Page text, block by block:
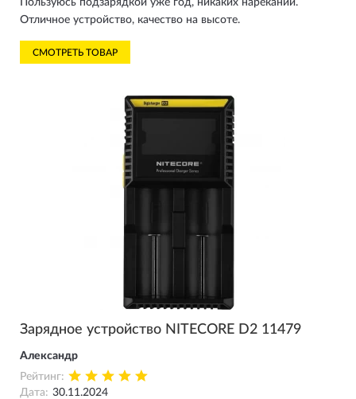
Пользуюсь подзарядкой уже год, никаких нареканий.
Отличное устройство, качество на высоте.
СМОТРЕТЬ ТОВАР
Зарядное устройство NITECORE D2 11479
Александр
Рейтинг:
Дата: 30.11.2024